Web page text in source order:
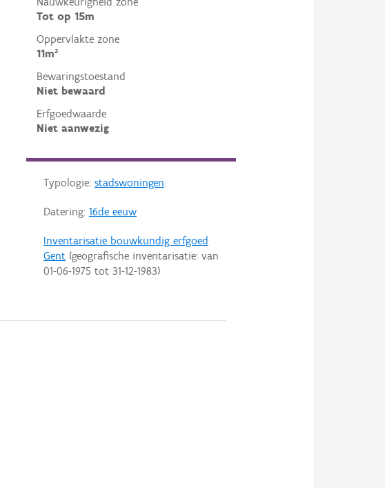
Tot op 15m
Oppervlakte zone
11m²
Bewaringstoestand
Niet bewaard
Erfgoedwaarde
Niet aanwezig
Typologie: stadswoningen
Datering: 16de eeuw
Inventarisatie bouwkundig erfgoed
Gent(geografische inventarisatie: van
01-06-1975 tot 31-12-1983)